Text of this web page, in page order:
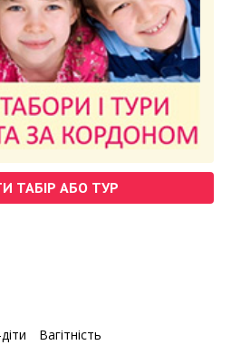
ТАБІР АБО ТУР
Вагітність